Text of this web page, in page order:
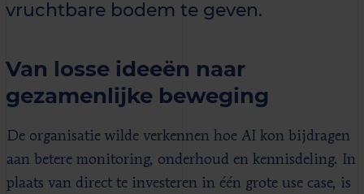
vruchtbare bodem te geven.
Van losse ideeën naar
gezamenlijke beweging
De organisatie wilde verkennen hoe AI kon bijdragen
aan betere monitoring, onderhoud en kennisdeling. In
plaats van direct te investeren in één grote use case, is